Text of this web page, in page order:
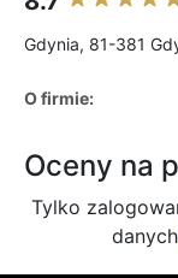
Gdynia, 81-381
O firmie:
Oceny na
Tylko